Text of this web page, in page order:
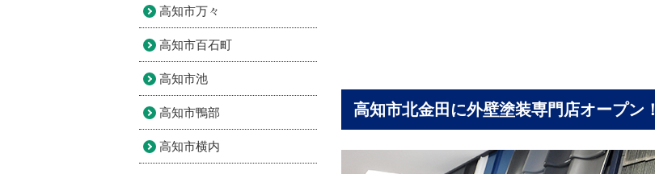
高知市北金田に外壁塗装専門店オープン！
高知市万々
高知市百石町
高知市池
高知市鴨部
高知市横内